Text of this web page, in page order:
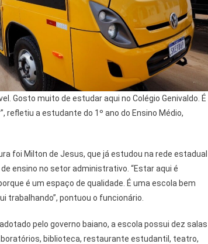
Gosto muito de estudar aqui no Colégio Genivaldo. É
refletiu a estudante do 1º ano do Ensino Médio,
foi Milton de Jesus, que já estudou na rede estadual
ensino no setor administrativo. “Estar aqui é
é um espaço de qualidade. É uma escola bem
trabalhando”, pontuou o funcionário.
pelo governo baiano, a escola possui dez salas
biblioteca, restaurante estudantil, teatro,